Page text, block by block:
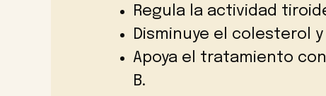
Regula la actividad
Disminuye el colesterol
Apoya el tratamiento
B.